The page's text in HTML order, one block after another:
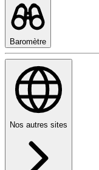
Baromètre
Nos autres sites